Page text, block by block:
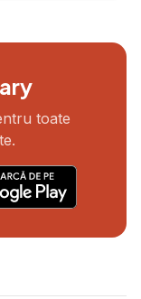
toate